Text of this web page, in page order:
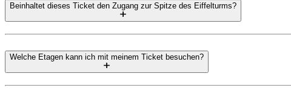
Beinhaltet dieses Ticket den Zugang zur Spitze des Eiffelturms?
Welche Etagen kann ich mit meinem Ticket besuchen?